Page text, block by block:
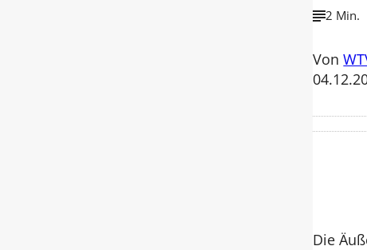
2 Min.
Von
Die